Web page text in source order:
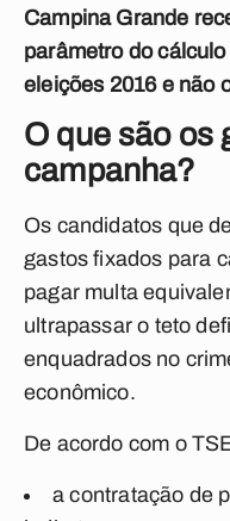
Campina Grande
parâmetro do
eleições 2016 e não
O que são os
campanha?
Os candidatos que
gastos fixados para
pagar multa
ultrapassar o teto
enquadrados no
econômico.
De acordo com o
a contratação de